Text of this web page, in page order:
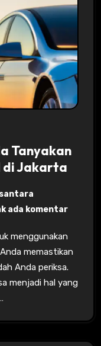
Tanyakan
di Jakarta
ada komentar
memastikan
Anda periksa.
menjadi hal yang